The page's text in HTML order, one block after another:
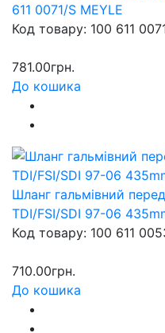
611 0071/S MEYLE
Код товару: 100 611
781.00грн.
До кошика
Шланг гальмівний
TDI/FSI/SDI 97-06
Код товару: 100 611
710.00грн.
До кошика